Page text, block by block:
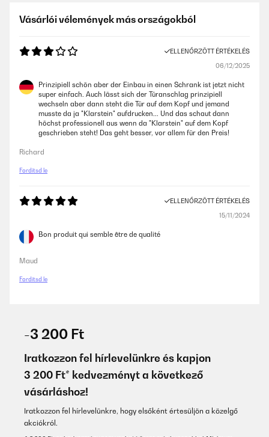
Vásárlói vélemények más országokból
ELLENŐRZÖTT ÉRTÉKELÉS
06/12/2025
Prinzipiell schön aber der Einbau in einen Schrank ist jetzt nicht
super einfach. Auch lässt sich der Türanschlag prinzipiell
wechseln aber dann steht die Tür auf dem Kopf und jemand
musste da ja "Klarstein" aufdrucken... Und das schaut dann
höchst professionell aus wenn da "Klarstein" auf dem Kopf
geschrieben steht! Das geht besser, vor allem für den Preis!
Richard
Fordítsd le
ELLENŐRZÖTT ÉRTÉKELÉS
15/11/2024
Bon produit qui semble être de qualité
Maud
Fordítsd le
-3 200 Ft
Iratkozzon fel hírlevelünkre és kapjon
3 200 Ft* kedvezményt a következő
vásárláshoz!
Iratkozzon fel hírlevelünkre, hogy elsőként értesüljön a közelgő
akciókról.